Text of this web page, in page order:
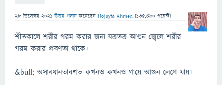
28 ডিসেম্বর 2021 উত্তর প্রদান করেছেন Hojayfa Ahmed (135,490 পয়েন্ট)
শীতকালে শরীর গরম করার জন্য যত্রতত্র আগুন জ্বেলে শরীর
গরম করার প্রবণতা থাকে।
&bull; অসাবধানতাবশত কখনও কখনও গায়ে আগুন লেগে যায়।